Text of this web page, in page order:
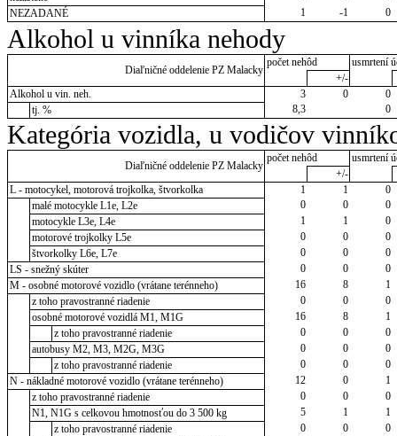
NEZADANÉ
1 -1 0
Alkohol u vinníka nehody
Diaľničné oddelenie PZ Malacky
počet nehôd
usmrtení
+/-
Alkohol u vin. neh.
3 0
0
tj. %
8,3 0
Kategória vozidla, u vodičov
Diaľničné oddelenie PZ Malacky
počet nehôd
usmrtení
+/-
L - motocykel, motorová trojkolka, štvorkolka
1 1
0
malé motocykle L1e, L2e
0 0
0
motocykle L3e, L4e
1 1
0
motorové trojkolky L5e
0 0
0
štvorkolky L6e, L7e
0 0
0
LS - snežný skúter
0 0
0
M - osobné motorové vozidlo (vrátane terénneho)
16 8
1
z toho pravostranné riadenie
0 0
0
osobné motorové vozidlá M1, M1G
16 8
1
z toho pravostranné riadenie
0 0
0
autobusy M2, M3, M2G, M3G
0 0
0
z toho pravostranné riadenie
0 0
0
N - nákladné motorové vozidlo (vrátane terénneho)
12 0
1
z toho pravostranné riadenie
0 0
0
N1, N1G s celkovou hmotnosťou do 3 500 kg
5 1
1
z toho pravostranné riadenie
0 0
0